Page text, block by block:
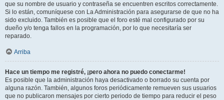
que su nombre de usuario y contraseña se encuentren escritos correctamente.
Si lo están, comuníquese con La Administración para asegurarse de que no ha
sido excluido. También es posible que el foro esté mal configurado por su
dueño y/o tenga fallos en la programación, por lo que necesitaría ser
reparado.
Arriba
Hace un tiempo me registré, ¡pero ahora no puedo conectarme!
Es posible que la administración haya desactivado o borrado su cuenta por
alguna razón. También, algunos foros periódicamente remueven sus usuarios
que no publicaron mensajes por cierto periodo de tiempo para reducir el peso